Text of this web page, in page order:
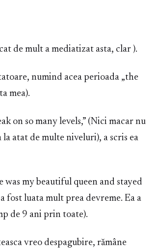
de mult a mediatizat asta, clar ).
numind acea perioada „the
mea).
on so many levels,” (Nici macar nu
atat de multe niveluri), a scris ea
was my beautiful queen and stayed
fost luata mult prea devreme. Ea a
de 9 ani prin toate).
vreo despagubire, rămâne